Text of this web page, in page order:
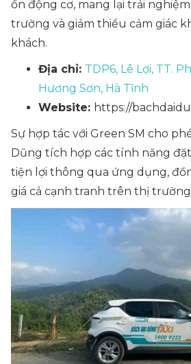
ồn động cơ, mang lại trải
trường và giảm thiểu cảm giác
khách.
Địa chỉ: TDP6, Lê Lợi, TT.
Hương Sơn, Hà Tĩnh
Website: https://
Sự hợp tác với Green SM cho
Dũng tích hợp các tính năng
tiện lợi thông qua ứng dụng,
giá cả cạnh tranh trên thị